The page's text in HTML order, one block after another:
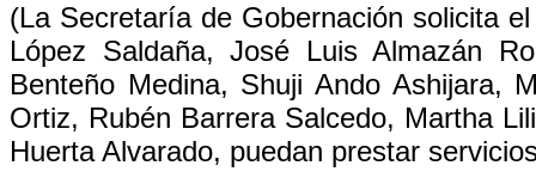
(La Secretaría de Gobernación solicita
López Saldaña, José Luis Almazán
Benteño Medina, Shuji Ando Ashijara,
Ortiz, Rubén Barrera Salcedo, Martha
Huerta Alvarado, puedan prestar